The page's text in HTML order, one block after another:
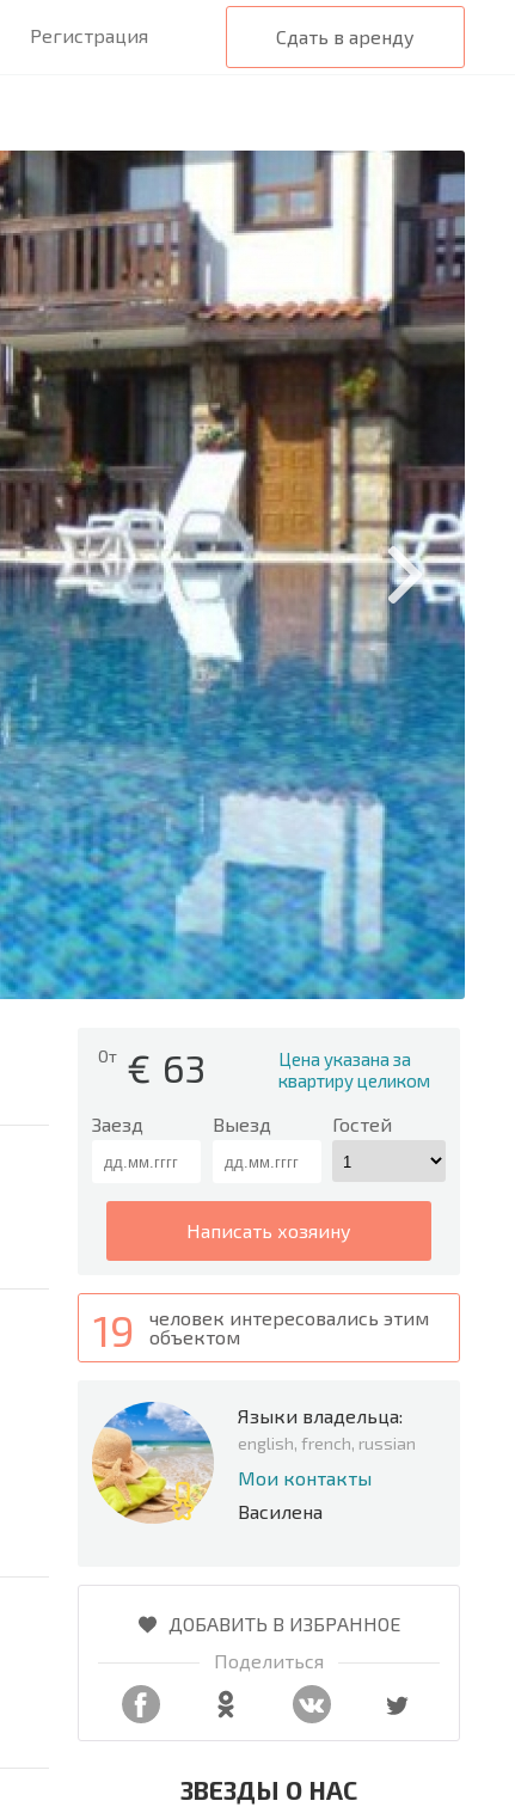
Сдать в аренду
Регистрация
От € 63
Цена указана за
квартиру целиком
Заезд Выезд Гостей
написать хозяину
19
человек интересовались этим
объектом
Языки владельца:
english, french, russian
Мои контакты
Василена
ДОБАВИТЬ В ИЗБРАННОЕ
Поделиться
ЗВЕЗДЫ О НАС